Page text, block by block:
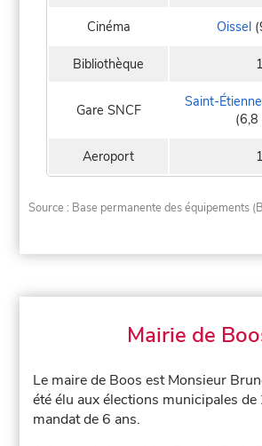
Cinéma Oissel
Bibliothèque 1
Gare SNCF
Saint-
(6,8
Aeroport 1
Source : Base permanente des équipements
Mairie de
Le maire de Boos est Monsieur
été élu aux élections municipales
mandat de 6 ans.